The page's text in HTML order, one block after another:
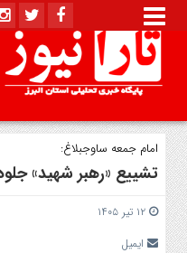
امام جمعه ساوجبلاغ:
تشییع «رهبر شهید»
۱۲ تیر ۱۴۰۵
ایمیل